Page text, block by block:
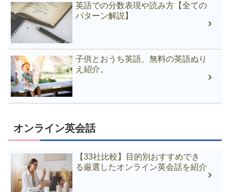
英語での分数表現や読み方【全ての
パターン解説】
子供とおうち英語、無料の英語ぬり
え紹介。
オンライン英会話
【33社比較】目的別おすすめでき
る厳選したオンライン英会話を紹介